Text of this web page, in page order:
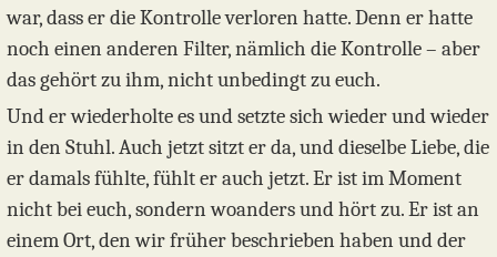
war, dass er die Kontrolle verloren hatte. Denn er hatte
noch einen anderen Filter, nämlich die Kontrolle – aber
das gehört zu ihm, nicht unbedingt zu euch.
Und er wiederholte es und setzte sich wieder und wieder
in den Stuhl. Auch jetzt sitzt er da, und dieselbe Liebe, die
er damals fühlte, fühlt er auch jetzt. Er ist im Moment
nicht bei euch, sondern woanders und hört zu. Er ist an
einem Ort, den wir früher beschrieben haben und der